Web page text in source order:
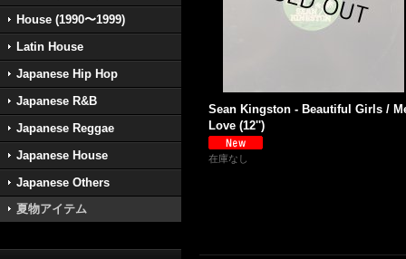
House (1990〜1999)
Latin House
Japanese Hip Hop
Japanese R&B
Japanese Reggae
Japanese House
Japanese Others
夏物アイテム
Sean Kingston - Beautiful Girls /
Love (12'')
在庫なし